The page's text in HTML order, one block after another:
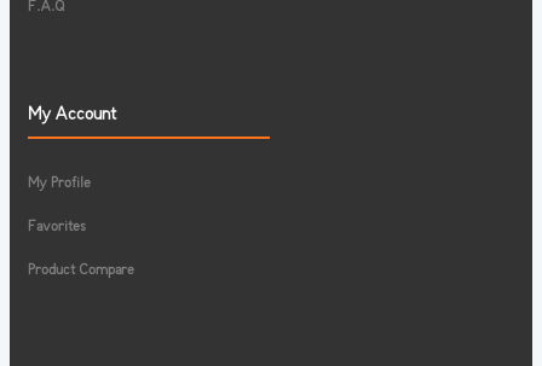
F.A.Q
My Account
My Profile
Favorites
Product Compare